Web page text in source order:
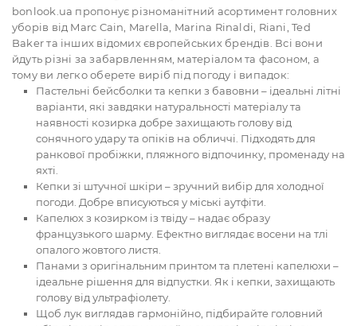
bonlook.ua пропонує різноманітний асортимент головних
уборів від Marc Cain, Marella, Marina Rinaldi, Riani, Ted
Baker та інших відомих європейських брендів. Всі вони
йдуть різні за забарвленням, матеріалом та фасоном, а
тому ви легко оберете виріб під погоду і випадок:
Пастельні бейсболки та кепки з бавовни – ідеальні літні
варіанти, які завдяки натуральності матеріалу та
наявності козирка добре захищають голову від
сонячного удару та опіків на обличчі. Підходять для
ранкової пробіжки, пляжного відпочинку, променаду на
яхті.
Кепки зі штучної шкіри – зручний вибір для холодної
погоди. Добре вписуються у міські аутфіти.
Капелюх з козирком із твіду – надає образу
французького шарму. Ефектно виглядає восени на тлі
опалого жовтого листя.
Панами з оригінальним принтом та плетені капелюхи –
ідеальне рішення для відпустки. Як і кепки, захищають
голову від ультрафіолету.
Щоб лук виглядав гармонійно, підбирайте головний